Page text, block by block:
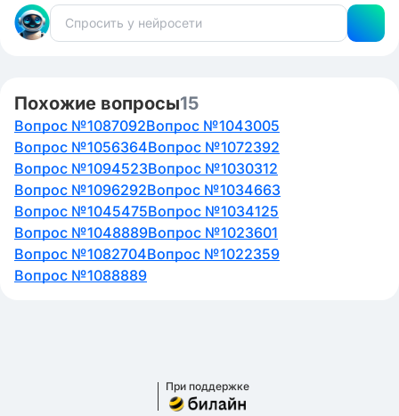
Похожие вопросы15
Вопрос №1087092Вопрос №1043005
Вопрос №1056364Вопрос №1072392
Вопрос №1094523Вопрос №1030312
Вопрос №1096292Вопрос №1034663
Вопрос №1045475Вопрос №1034125
Вопрос №1048889Вопрос №1023601
Вопрос №1082704Вопрос №1022359
Вопрос №1088889
При поддержке